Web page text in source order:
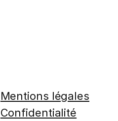
Mentions légales
Confidentialité